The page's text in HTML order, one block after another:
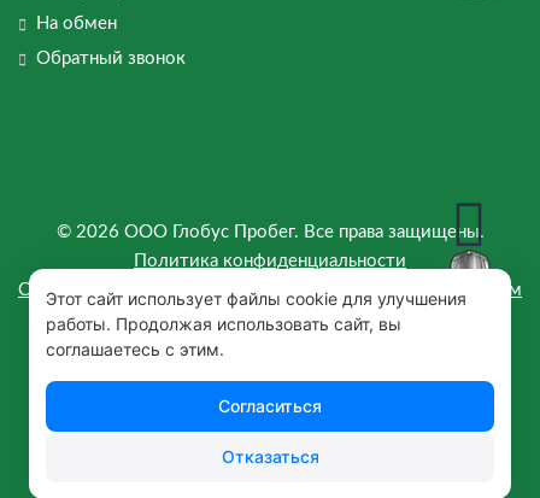
На обмен
Обратный звонок
© 2026 ООО Глобус Пробег. Все права защищены.
Политика конфиденциальности
Согласие на предоставление персональных данных третьим
лицам
Согласие на обработку данных
Политика обработки Cookie
Этот сайт использует файлы cookie для улучшения
работы. Продолжая использовать сайт, вы
соглашаетесь с этим.
Согласиться
Отказаться